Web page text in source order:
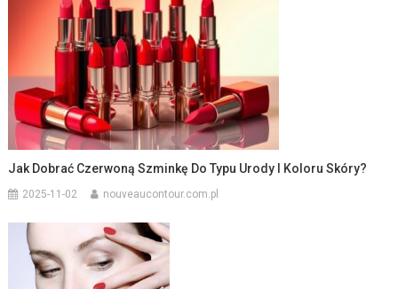
Jak Dobrać Czerwoną Szminkę Do Typu Urody I Koloru Skóry?
2025-11-02 nouveaucontour.com.pl